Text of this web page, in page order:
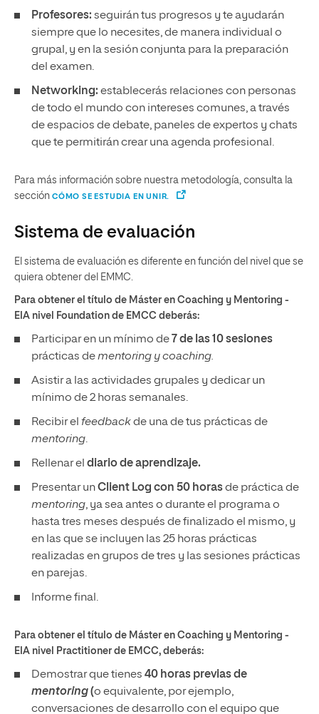
Profesores: seguirán tus progresos y te ayudarán
siempre que lo necesites, de manera individual o
grupal, y en la sesión conjunta para la preparación
del examen.
Networking: establecerás relaciones con personas
de todo el mundo con intereses comunes, a través
de espacios de debate, paneles de expertos y chats
que te permitirán crear una agenda profesional.
Para más información sobre nuestra metodología, consulta la
sección CÓMO SE ESTUDIA EN UNIR.
Sistema de evaluación
El sistema de evaluación es diferente en función del nivel que se
quiera obtener del EMMC.
Para obtener el título de Máster en Coaching y Mentoring -
EIA nivel Foundation de EMCC deberás:
Participar en un mínimo de 7 de las 10 sesiones
prácticas dementoring y coaching.
Asistir a las actividades grupales y dedicar un
mínimo de 2 horas semanales.
Recibir el feedbackde una de tus prácticas de
mentoring.
Rellenar el diario de aprendizaje.
Presentar unClient Log con 50 horasde práctica de
mentoring, ya sea antes o durante el programa o
hasta tres meses después de finalizado el mismo, y
en las que se incluyen las 25 horas prácticas
realizadas en grupos de tres y las sesiones prácticas
en parejas.
Informe final.
Para obtener el título de Máster en Coaching y Mentoring -
EIA nivel Practitioner de EMCC, deberás:
Demostrar que tienes 40 horas previas de
mentoring(o equivalente, por ejemplo,
conversaciones de desarrollo con el equipo que